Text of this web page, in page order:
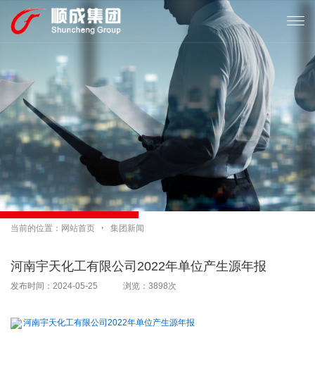

当前的位置： 网站首页  集团新闻
河南宇天化工有限公司2022年单位产生源年报
发布时间：2024-05-25 浏览：3898次
河南宇天化工有限公司2022年单位产生源年报